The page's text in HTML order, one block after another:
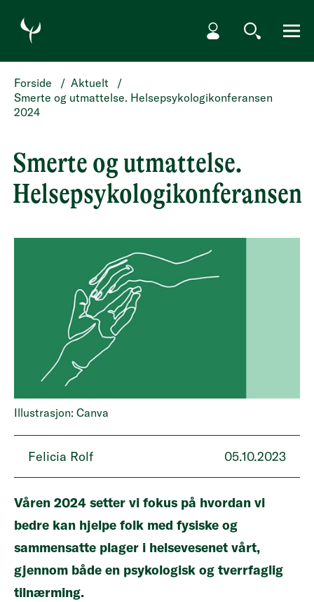
HOPP TIL HOVEDINNHOLD
Min side
Søk Meny
Forside / Aktuelt
/
Smerte og utmattelse. Helsepsykologikonferansen
2024
Smerte og utmattelse.
Helsepsykologikonferansen
Illustrasjon: Canva
Felicia Rolf 05.10.2023
Våren 2024 setter vi fokus på hvordan vi
bedre kan hjelpe folk med fysiske og
sammensatte plager i helsevesenet vårt,
gjennom både en psykologisk og tverrfaglig
tilnærming.